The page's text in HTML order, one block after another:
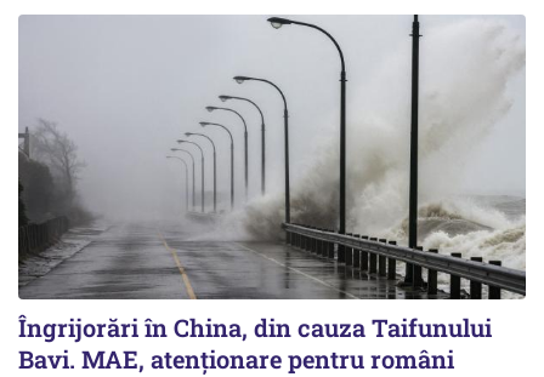
Îngrijorări în China, din cauza Taifunului
Bavi. MAE, atenționare pentru români